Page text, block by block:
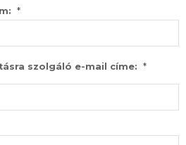
*
szolgáló e-mail címe: *